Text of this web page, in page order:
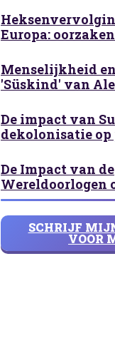
Europa: oorzaken
Menselijkheid
'Süskind' van
De impact van
dekolonisatie
De Impact van de
Wereldoorlogen
SCHRIJF
VOOR